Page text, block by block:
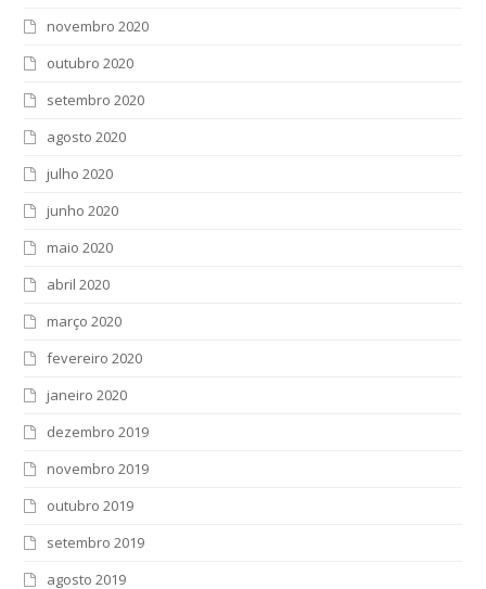
novembro 2020
outubro 2020
setembro 2020
agosto 2020
julho 2020
junho 2020
maio 2020
abril 2020
março 2020
fevereiro 2020
janeiro 2020
dezembro 2019
novembro 2019
outubro 2019
setembro 2019
agosto 2019